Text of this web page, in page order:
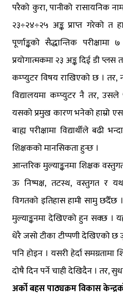
परैको कुरा, पानीको रासायनिक नाम
२३÷२४÷२५ अङ्क प्राप्त गरेको
पूर्णाङ्कको सैद्धान्तिक परीक्षामा
प्रयोगात्मकमा २३ अङ्क दिई डी
कम्प्युटर विषय राखिएको छ ।
विद्यालयमा कम्प्युटर नै तर,
यसको प्रमुख कारण भनेको हाम्रो
बाह्य परीक्षामा विद्यार्थीले बढी
शिक्षकको मानसिकता हुन्छ ।
आन्तरिक मुल्याङ्कनमा शिक्षक
ऊ निष्पक्ष, तटस्थ, वस्तुगत र
विगतको इतिहास हामी सामु
मुल्याङ्कनमा देखिएको हुन सक्छ ।
धेरै जसो टीका टीप्पणी देखिएको
पनि होइन । यसरी हेर्दा
दोषै दिन पर्ने चाही देखिदैन । तर,
अर्को बहस पाठ्यक्रम विकास